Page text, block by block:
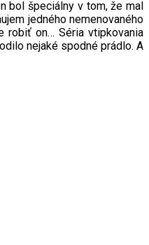
bol špeciálny v tom, že mal
jedného nemenovaného
robiť on… Séria vtipkovania
nejaké spodné prádlo. A